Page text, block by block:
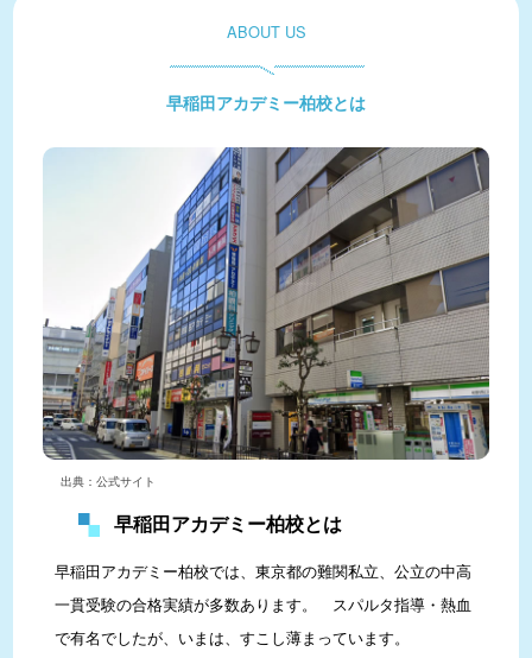
ABOUT US
早稲田アカデミー柏校とは
出典：公式サイト
早稲田アカデミー柏校とは
早稲田アカデミー柏校では、東京都の難関私立、公立の中高
一貫受験の合格実績が多数あります。　スパルタ指導・熱血
で有名でしたが、いまは、すこし薄まっています。